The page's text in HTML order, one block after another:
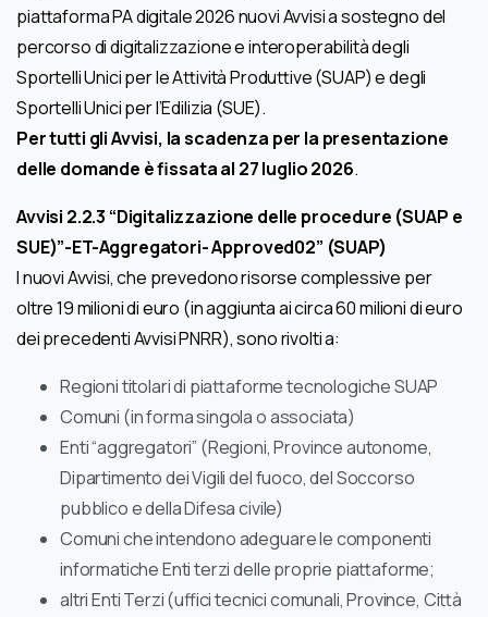
piattaforma PA digitale 2026 nuovi Avvisi a sostegno del
percorso di digitalizzazione e interoperabilità degli
Sportelli Unici per le Attività Produttive (SUAP) e degli
Sportelli Unici per l’Edilizia (SUE).
Per tutti gli Avvisi, la scadenza per la presentazione
delle domande è fissata al 27 luglio 2026.
Avvisi 2.2.3 “Digitalizzazione delle procedure (SUAP e
SUE)”-ET-Aggregatori- Approved02” (SUAP)
I nuovi Avvisi, che prevedono risorse complessive per
oltre 19 milioni di euro (in aggiunta ai circa 60 milioni di euro
dei precedenti Avvisi PNRR), sono rivolti a:
Regioni titolari di piattaforme tecnologiche SUAP
Comuni (in forma singola o associata)
Enti “aggregatori” (Regioni, Province autonome,
Dipartimento dei Vigili del fuoco, del Soccorso
pubblico e della Difesa civile)
Comuni che intendono adeguare le componenti
informatiche Enti terzi delle proprie piattaforme;
altri Enti Terzi (uffici tecnici comunali, Province, Città